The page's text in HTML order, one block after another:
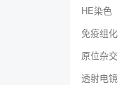
HE染色
免疫组化
原位杂交
透射电镜